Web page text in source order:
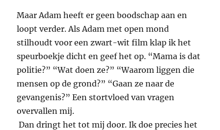
Maar Adam heeft er geen boodschap aan en
loopt verder. Als Adam met open mond
stilhoudt voor een zwart-wit film klap ik het
speurboekje dicht en geef het op. “Mama is dat
politie?” “Wat doen ze?” “Waarom liggen die
mensen op de grond?” “Gaan ze naar de
gevangenis?” Een stortvloed van vragen
overvallen mij.
Dan dringt het tot mij door. Ik doe precies het